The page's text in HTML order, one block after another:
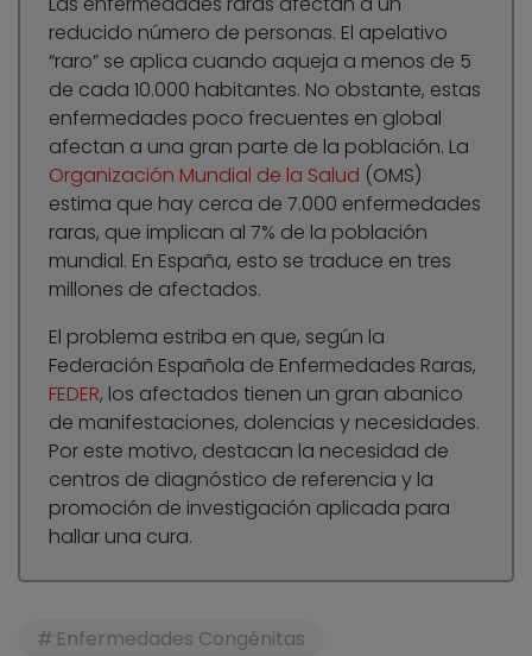
reducido número de personas. El apelativo
“raro” se aplica cuando aqueja a menos de 5
de cada 10.000 habitantes. No obstante, estas
enfermedades poco frecuentes en global
afectan a una gran parte de la población. La
Organización Mundial de la Salud (OMS)
estima que hay cerca de 7.000 enfermedades
raras, que implican al 7% de la población
mundial. En España, esto se traduce en tres
millones de afectados.
El problema estriba en que, según la
Federación Española de Enfermedades Raras,
FEDER, los afectados tienen un gran abanico
de manifestaciones, dolencias y necesidades.
Por este motivo, destacan la necesidad de
centros de diagnóstico de referencia y la
promoción de investigación aplicada para
hallar una cura.
Enfermedades Congénitas